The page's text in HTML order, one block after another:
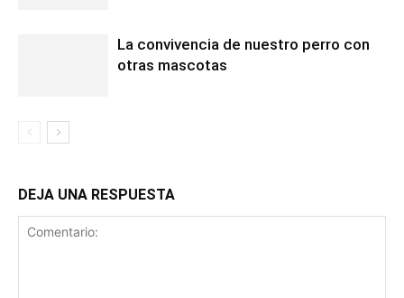
La convivencia de nuestro perro con
otras mascotas
DEJA UNA RESPUESTA